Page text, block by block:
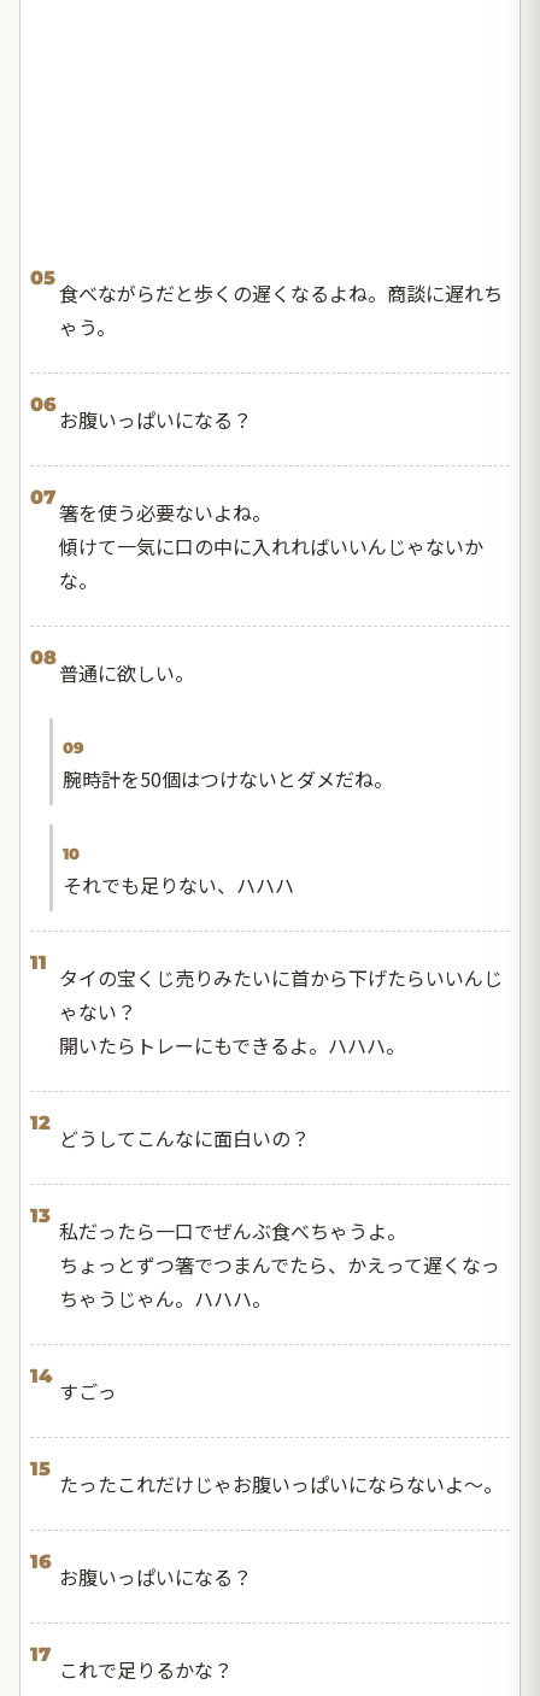
05
食べながらだと歩くの遅くなるよね。商談に遅れち
ゃう。
06
お腹いっぱいになる？
07
箸を使う必要ないよね。
傾けて一気に口の中に入れればいいんじゃないか
な。
08
普通に欲しい。
09
腕時計を50個はつけないとダメだね。
10
それでも足りない、ハハハ
11
タイの宝くじ売りみたいに首から下げたらいいんじ
ゃない？
開いたらトレーにもできるよ。ハハハ。
12
どうしてこんなに面白いの？
13
私だったら一口でぜんぶ食べちゃうよ。
ちょっとずつ箸でつまんでたら、かえって遅くなっ
ちゃうじゃん。ハハハ。
14
すごっ
15
たったこれだけじゃお腹いっぱいにならないよ〜。
16
お腹いっぱいになる？
17
これで足りるかな？